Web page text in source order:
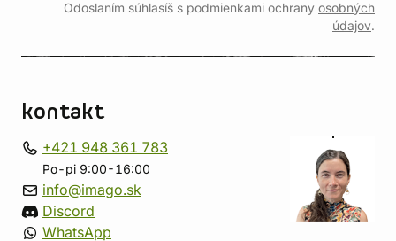
Odoslaním súhlasíš s podmienkami ochrany osobných
údajov.
kontakt
+421 948 361 783
Po-pi 9:00-16:00
info@imago.sk
Discord
WhatsApp